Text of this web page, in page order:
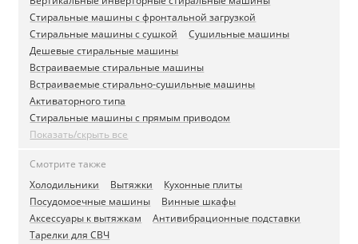
Стиральные машины с фронтальной загрузкой
Стиральные машины с сушкой
Сушильные машины
Дешевые стиральные машины
Встраиваемые стиральные машины
Встраиваемые стирально-сушильные машины
Активаторного типа
Стиральные машины с прямым приводом
Показать/скрыть все
Смотрите также
Холодильники
Вытяжки
Кухонные плиты
Посудомоечные машины
Винные шкафы
Аксессуары к вытяжкам
Антивибрационные подставки
Тарелки для СВЧ